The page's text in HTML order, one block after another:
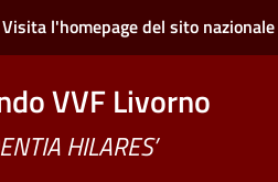
Visita l'homepage del sito nazionale
VVF Livorno
HILARES’